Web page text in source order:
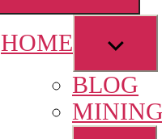
HOME
Show
sub
menu
BLOG
MINING